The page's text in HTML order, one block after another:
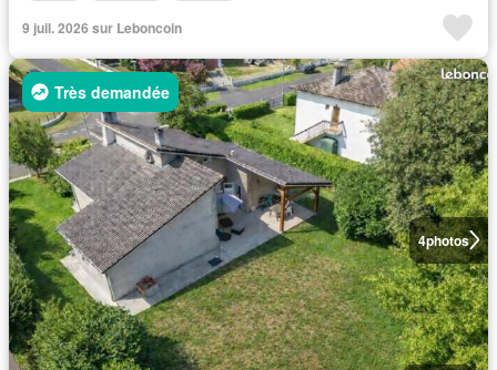
9 juil. 2026 sur Leboncoin
4photos
Très demandée